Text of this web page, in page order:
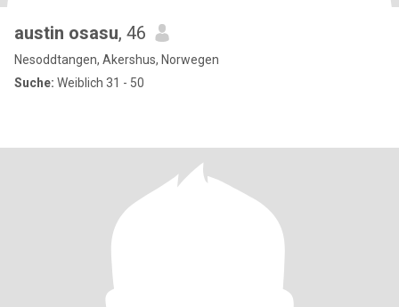
austin osasu, 46
Nesoddtangen, Akershus, Norwegen
Suche: Weiblich 31 - 50